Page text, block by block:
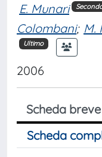
E. Munari
Colombani; M.
Ultimo
2006
Scheda breve
Scheda